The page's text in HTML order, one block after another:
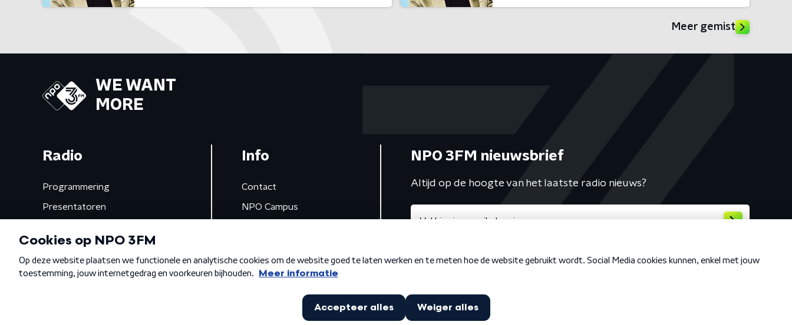
Meer gemist
WE WANT
MORE
Radio
Programmering
Presentatoren
Gemist
Info
Contact
NPO Campus
NPO 3FM nieuwsbrief
Altijd op de hoogte van het laatste radio nieuws?
Algemene voorwaarden Privacybeleid